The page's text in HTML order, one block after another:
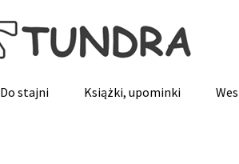
Do stajni Książki, upominki